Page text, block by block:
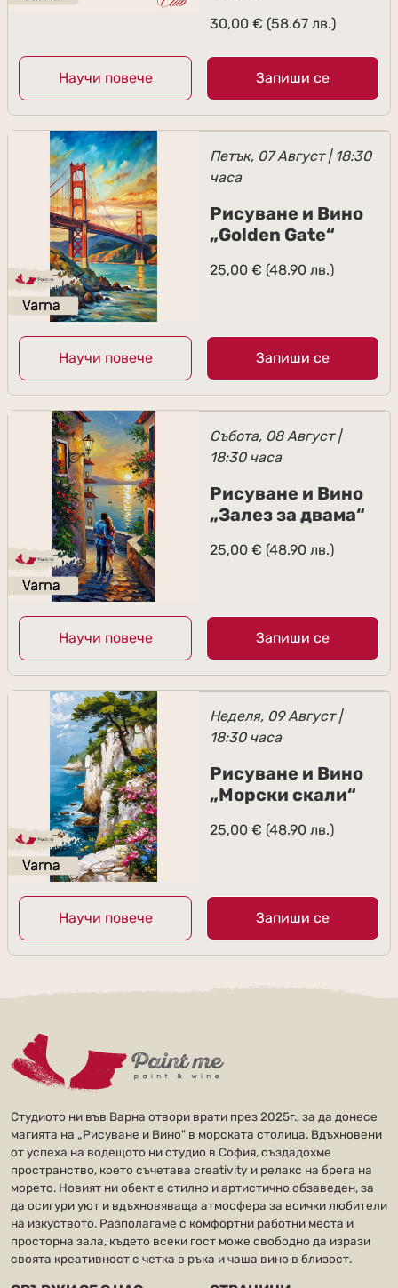
30,00 € (58.67 лв.)
Научи повече Запиши се
Петък, 07 Август | 18:30
часа
Рисуване и Вино
„Golden Gate“
25,00 € (48.90 лв.)
Научи повече Запиши се
Събота, 08 Август |
18:30 часа
Рисуване и Вино
„Залез за двама“
25,00 € (48.90 лв.)
Научи повече Запиши се
Неделя, 09 Август |
18:30 часа
Рисуване и Вино
„Морски скали“
25,00 € (48.90 лв.)
Научи повече Запиши се
Студиото ни във Варна отвори врати през 2025г., за да донесе
магията на „Рисуване и Вино" в морската столица. Вдъхновени
от успеха на водещото ни студио в София, създадохме
пространство, което съчетава creativity и релакс на брега на
морето. Новият ни обект е стилно и артистично обзаведен, за
да осигури уют и вдъхновяваща атмосфера за всички любители
на изкуството. Разполагаме с комфортни работни места и
просторна зала, където всеки гост може свободно да изрази
своята креативност с четка в ръка и чаша вино в близост.